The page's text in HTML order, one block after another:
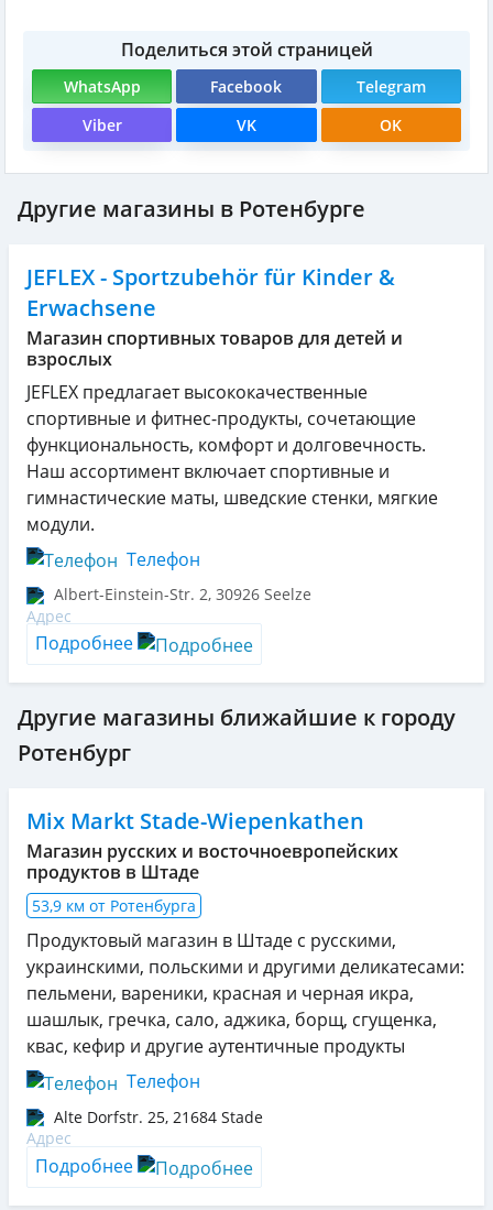
Поделиться этой страницей
WhatsApp Facebook
Telegram
Viber
VK OK
Другие магазины в Ротенбурге
JEFLEX - Sportzubehör für Kinder &
Erwachsene
Магазин спортивных товаров для детей и
взрослых
JEFLEX предлагает высококачественные
спортивные и фитнес-продукты, сочетающие
функциональность, комфорт и долговечность.
Наш ассортимент включает спортивные и
гимнастические маты, шведские стенки, мягкие
модули.
Телефон
Albert-Einstein-Str. 2, 30926 Seelze
Подробнее
Другие магазины ближайшие к городу
Ротенбург
Mix Markt Stade-Wiepenkathen
Магазин русских и восточноевропейских
продуктов в Штаде
53,9 км от Ротенбурга
Продуктовый магазин в Штаде с русскими,
украинскими, польскими и другими деликатесами:
пельмени, вареники, красная и черная икра,
шашлык, гречка, сало, аджика, борщ, сгущенка,
квас, кефир и другие аутентичные продукты
Телефон
Alte Dorfstr. 25, 21684 Stade
Подробнее